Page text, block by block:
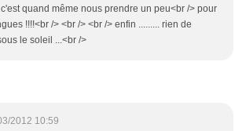
c'est quand même nous prendre un peu<br /> pour
!!!!<br /> <br /> <br /> enfin ......... rien de
le soleil ...<br />
2012 10:59